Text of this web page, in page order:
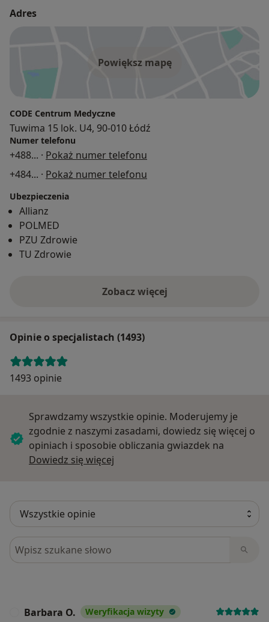
Adres
Powiększ mapę
CODE Centrum Medyczne
Tuwima 15 lok. U4, 90-010 Łódź
Numer telefonu
+488... · Pokaż numer telefonu
+484... · Pokaż numer telefonu
Ubezpieczenia
Allianz
POLMED
PZU Zdrowie
TU Zdrowie
Zobacz więcej
Opinie o specjalistach (1493)
1493 opinie
Sprawdzamy wszystkie opinie. Moderujemy je
zgodnie z naszymi zasadami, dowiedz się więcej o
opiniach i sposobie obliczania gwiazdek na
Dowiedz się więcej
Szukaj w opiniach
Barbara O. Weryfikacja wizyty